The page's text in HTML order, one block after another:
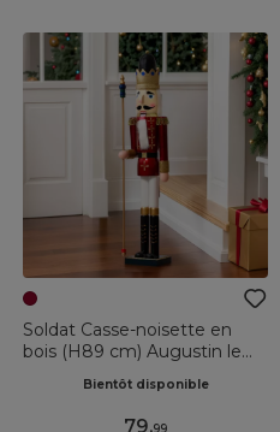
Soldat Casse-noisette en
bois (H89 cm) Augustin le
Bientôt disponible
79.99